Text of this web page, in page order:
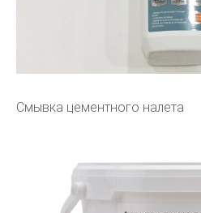
Смывка цементного налета